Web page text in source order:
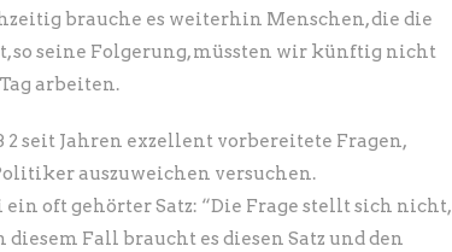
brauche es weiterhin Menschen, die die
so seine Folgerung, müssten wir künftig nicht
arbeiten.
seit Jahren exzellent vorbereitete Fragen,
auszuweichen versuchen.
oft gehörter Satz: “Die Frage stellt sich nicht,
Fall braucht es diesen Satz und den